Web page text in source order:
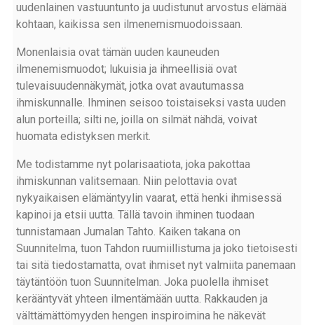
uudenlainen vastuuntunto ja uudistunut arvostus elämää
kohtaan, kaikissa sen ilmenemismuodoissaan.
Monenlaisia ovat tämän uuden kauneuden
ilmenemismuodot; lukuisia ja ihmeellisiä ovat
tulevaisuudennäkymät, jotka ovat avautumassa
ihmiskunnalle. Ihminen seisoo toistaiseksi vasta uuden
alun porteilla; silti ne, joilla on silmät nähdä, voivat
huomata edistyksen merkit.
Me todistamme nyt polarisaatiota, joka pakottaa
ihmiskunnan valitsemaan. Niin pelottavia ovat
nykyaikaisen elämäntyylin vaarat, että henki ihmisessä
kapinoi ja etsii uutta. Tällä tavoin ihminen tuodaan
tunnistamaan Jumalan Tahto. Kaiken takana on
Suunnitelma, tuon Tahdon ruumiillistuma ja joko tietoisesti
tai sitä tiedostamatta, ovat ihmiset nyt valmiita panemaan
täytäntöön tuon Suunnitelman. Joka puolella ihmiset
kerääntyvät yhteen ilmentämään uutta. Rakkauden ja
välttämättömyyden hengen inspiroimina he näkevät